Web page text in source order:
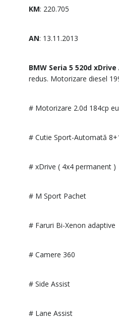
KM: 220.705
AN: 13.11.2013
BMW Seria 5 520d
redus. Motorizare diesel
# Motorizare 2.0d 184cp
# Cutie Sport-Automată
# xDrive ( 4x4 permanent )
# M Sport Pachet
# Faruri Bi-Xenon adaptive
# Camere 360
# Side Assist
# Lane Assist